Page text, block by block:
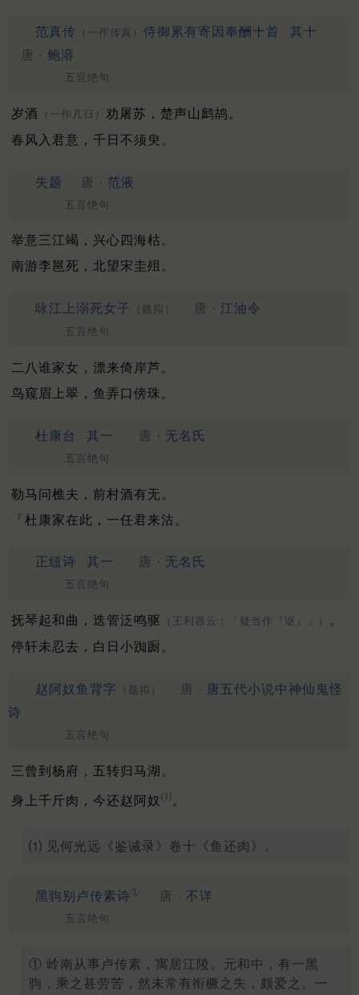
范真传 （一作传真） 侍御累有寄因奉酬十首
其十
唐 · 鲍溶
五言绝句
岁酒 （一作几日） 劝屠苏，楚声山鹧鸪。
春风入君意，千日不须臾。
失题 唐 · 范液
五言绝句
举意三江竭，兴心四海枯。
南游李邕死，北望宋圭殂。
咏江上溺死女子 （题拟） 唐 · 江油令
五言绝句
二八谁家女，漂来倚岸芦。
鸟窥眉上翠，鱼弄口傍珠。
杜康台 其一 唐 · 无名氏
五言绝句
勒马问樵夫，前村酒有无。
「杜康家在此，一任君来沽。
正纽诗 其一 唐 · 无名氏
五言绝句
抚琴起和曲，迭管泛鸣驱 （王利器云：「疑当作『讴』」）
。
停轩未忍去，白日小踟蹰。
赵阿奴鱼背字 （题拟） 唐 · 唐五代小说中神仙鬼怪
诗
五言绝句
三曾到杨府，五转归马湖。
身上千斤肉，今还赵阿奴 ⑴ 。
⑴ 见何光远《鉴诫录》卷十《鱼还肉》。
黑驹别卢传素诗 ① 唐 · 不详
五言绝句
① 岭南从事卢传素，寓居江陵。元和中，有一黑
驹，乘之甚劳苦，然未常有衔橛之失，颇爱之。一